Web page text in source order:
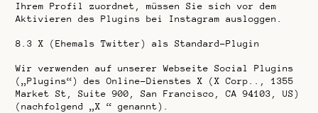
Ihrem Profil zuordnet, müssen Sie sich vor dem
Aktivieren des Plugins bei Instagram ausloggen.
8.3 X (Ehemals Twitter) als Standard-Plugin
Wir verwenden auf unserer Webseite Social Plugins
(„Plugins“) des Online-Dienstes X (X Corp.., 1355
Market St, Suite 900, San Francisco, CA 94103, US)
(nachfolgend „X “ genannt).